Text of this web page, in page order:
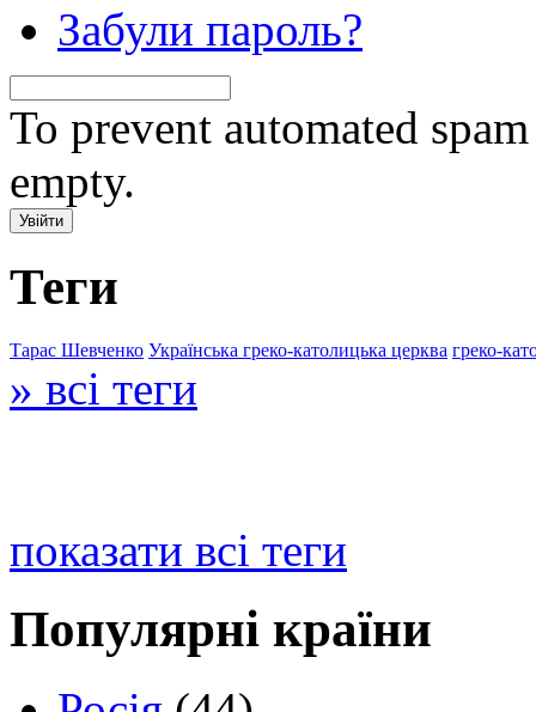
Забули пароль?
To prevent automated
empty.
Теги
Тарас Шевченко Українська греко-католицька церква греко-
» всі теги
показати всі теги
Популярні країни